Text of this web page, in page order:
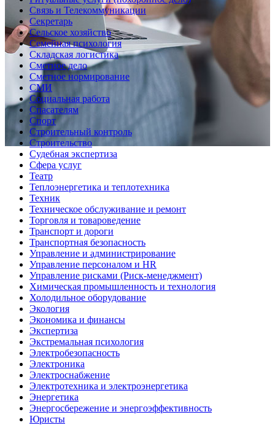
Связь и Телекоммуникации
Секретарь
Сельское хозяйство
Семейная психология
Складская логистика
Сметное дело
Сметное нормирование
СМИ
Социальная работа
Спасателям
Спорт
Строительный контроль
Строительство
Судебная экспертиза
Сфера услуг
Театр
Теплоэнергетика и теплотехника
Техник
Техническое обслуживание и ремонт
Торговля и товароведение
Транспорт и дороги
Транспортная безопасность
Управление и администрирование
Управление персоналом и HR
Управление рисками (Риск-менеджмент)
Химическая промышленность и технология
Холодильное оборудование
Экология
Экономика и финансы
Экспертиза
Экстремальная психология
Электробезопасность
Электроника
Электроснабжение
Электротехника и электроэнергетика
Энергетика
Энергосбережение и энергоэффективность
Юристы